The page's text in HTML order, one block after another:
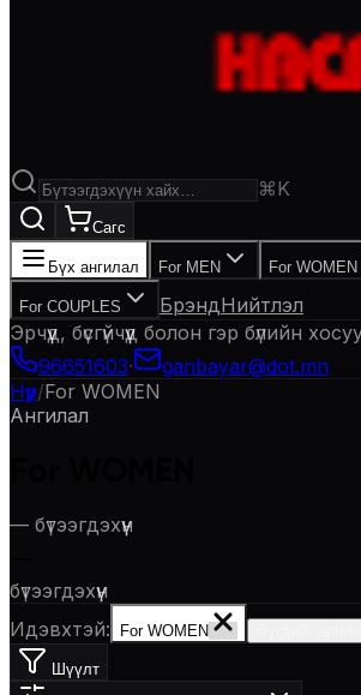
⌘K
Сагс
Бүх ангилал For MEN For WOMEN
For COUPLES БрэндНийтлэл
Эрчүүд, бүсгүйчүүд болон гэр бүлийн
96651603·
ganbayar@dot.mn
Нүүр/For WOMEN
Ангилал
— бүтээгдэхүүн
бүтээгдэхүүн
Идэвхтэй:
For WOMEN
Шүүлт